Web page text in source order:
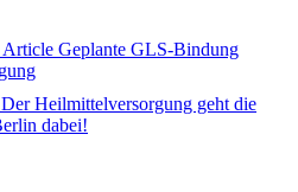
Article Geplante GLS-Bindung
Der Heilmittelversorgung geht die
dabei!